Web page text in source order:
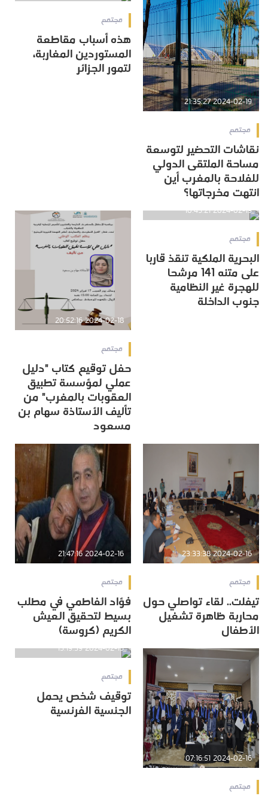
2024-02-19 21:35:27
مجتمع
نقاشات التحضير لتوسعة
مساحة الملتقى الدولي
للفلاحة بالمغرب أين
انتهت مخرجاتها؟
مجتمع
هذه أسباب مقاطعة
المستوردين المغاربة،
لتمور الجزائر
2024-02-19 10:45:21
مجتمع
البحرية الملكية تنقذ قاربا
على متنه 141 مرشحا
للهجرة غير النظامية
جنوب الداخلة
2024-02-18 20:52:16
مجتمع
حفل توقيع كتاب "دليل
عملي لمؤسسة تطبيق
العقوبات بالمغرب" من
تأليف الأستاذة سهام بن
مسعود
2024-02-16 23:33:38
مجتمع
تيفلت.. لقاء تواصلي حول
محاربة ظاهرة تشغيل
الأطفال
2024-02-16 21:47:16
مجتمع
فؤاد الفاطمي في مطلب
بسيط لتحقيق العيش
الكريم (كروسة)
2024-02-16 07:16:51
مجتمع
2024-02-15 15:19:39
مجتمع
توقيف شخص يحمل
الجنسية الفرنسية